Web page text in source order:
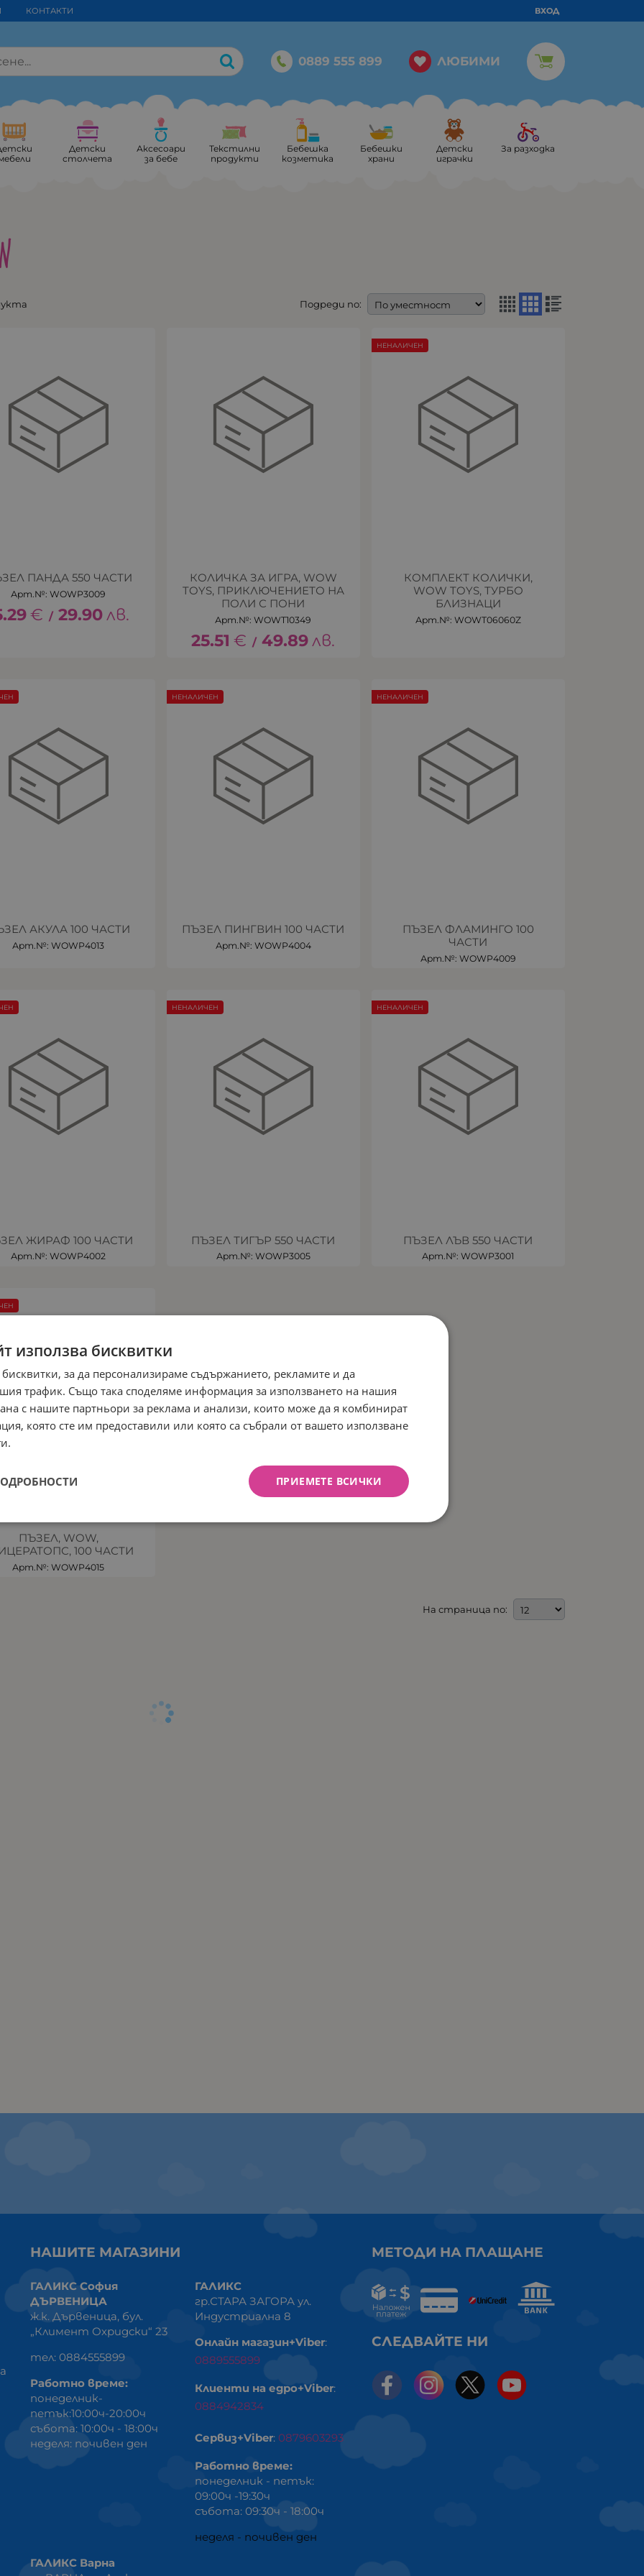
КОНТАКТИ ВХОД
0889 555 899 ЛЮБИМИ
Детски
столчета
Аксесоари
за бебе
Текстилни
продукти
Бебешка
козметика
Бебешки
храни
Детски
играчки
За разходка
Подреди по:
ПАНДА 550 ЧАСТИ
Арт.№: WOWP3009
€ / 29.90лв.
КОЛИЧКА ЗА ИГРА, WOW
TOYS, ПРИКЛЮЧЕНИЕТО НА
ПОЛИ С ПОНИ
Арт.№: WOWT10349
25.51 € / 49.89лв.
КОМПЛЕКТ КОЛИЧКИ,
WOW TOYS, ТУРБО
БЛИЗНАЦИ
Арт.№: WOWT06060Z
НЕНАЛИЧЕН
АКУЛА 100 ЧАСТИ
Арт.№: WOWP4013
ПЪЗЕЛ ПИНГВИН 100 ЧАСТИ
Арт.№: WOWP4004
НЕНАЛИЧЕН
ПЪЗЕЛ ФЛАМИНГО 100
ЧАСТИ
Арт.№: WOWP4009
НЕНАЛИЧЕН
ЖИРАФ 100 ЧАСТИ
Арт.№: WOWP4002
ПЪЗЕЛ ТИГЪР 550 ЧАСТИ
Арт.№: WOWP3005
НЕНАЛИЧЕН
ПЪЗЕЛ ЛЪВ 550 ЧАСТИ
Арт.№: WOWP3001
НЕНАЛИЧЕН
ПЪЗЕЛ, WOW,
100 ЧАСТИ
Арт.№: WOWP4015
На страница по:
НАШИТЕ МАГАЗИНИ
ГАЛИКС София
ДЪРВЕНИЦА
ж.к. Дървеница, бул.
„Климент Охридски“ 23
тел: 0884555899
Работно време:
понеделник-
петък:10:00ч-20:00ч
събота: 10:00ч - 18:00ч
неделя: почивен ден
ГАЛИКС
гр.СТАРА ЗАГОРА ул.
Индустриална 8
Онлайн магазин+Viber:
0889555899
Клиенти на едро+Viber:
0884942834
Сервиз+Viber: 0879603293
Работно време:
понеделник - петък:
09:00ч -19:30ч
събота: 09:30ч - 18:00ч
неделя - почивен ден
ГАЛИКС Варна
МЕТОДИ НА ПЛАЩАНЕ
СЛЕДВАЙТЕ НИ
използва бисквитки
за да персонализираме съдържанието, рекламите и да
трафик. Също така споделяме информация за използването на нашия
с нашите партньори за реклама и анализи, които може да я комбинират
която сте им предоставили или която са събрали от вашето използване
ПРИЕМЕТЕ ВСИЧКИ